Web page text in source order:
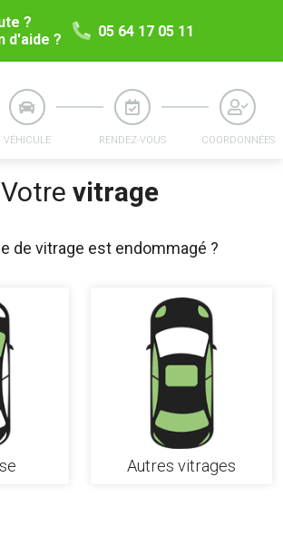
?
d'aide ?
05 64 17 05 11
Votre vitrage
VÉHICULE RENDEZ-VOUS COORDONNÉES
de vitrage est endommagé ?
Autres vitrages